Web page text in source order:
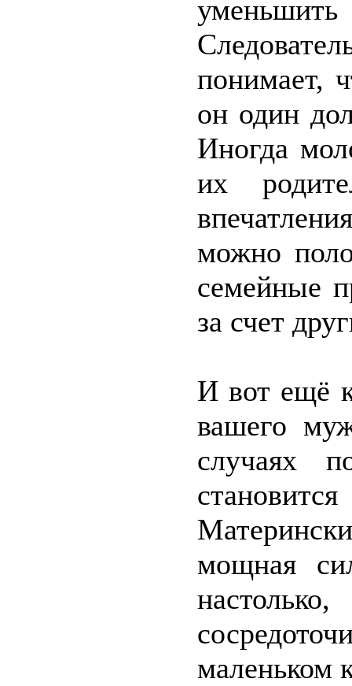
понимает,
он один
Иногда
их
можно
семейные
за счет
И вот ещё
вашего
случаях
мощная
маленьком